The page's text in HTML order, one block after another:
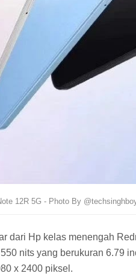
12R 5G - Photo By
dari Hp kelas menengah
nits yang berukuran 6.79
x 2400 piksel.